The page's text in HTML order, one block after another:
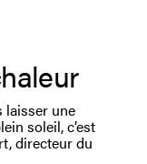
laisser une
soleil, c’est
directeur du